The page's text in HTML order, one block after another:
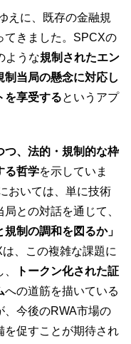
えに、既存の金融規
てきました。SPCXの
ような規制されたエン
当局の懸念に対応し
を享受するというアプ
つ、法的・規制的な枠
る哲学を示していま
おいては、単に技術
との対話を通じて、
制の調和を図るか」
、この複雑な課題に
トークン化された証
への道筋を描いている
、今後のRWA市場の
を促すことが期待され